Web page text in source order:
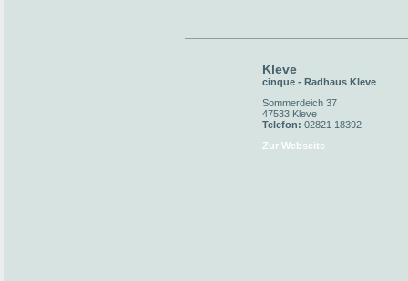
Kleve
cinque - Radhaus Kleve
Sommerdeich 37
47533 Kleve
Telefon: 02821 18392
Zur Webseite